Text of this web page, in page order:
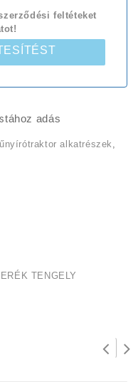
feltéteket
adás
alkatrészek ,
TENGELY